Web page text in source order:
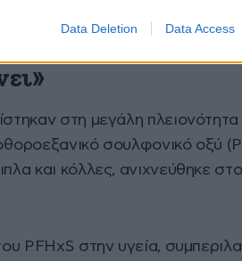
Data Deletion Data Access
στη μεγάλη
σουλφονικό οξύ
και κόλλες, ανιχνεύθηκε
PFHxS στην υγεία,